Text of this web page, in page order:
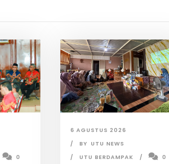
0
6 AGUSTUS 2026
BY UTU NEWS
UTU BERDAMPAK
0